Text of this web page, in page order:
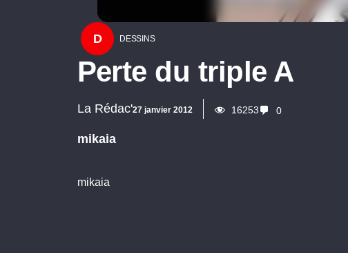
D DESSINS
Perte du triple A
La Rédac'27 janvier 2012 16253 0
mikaia
mikaia